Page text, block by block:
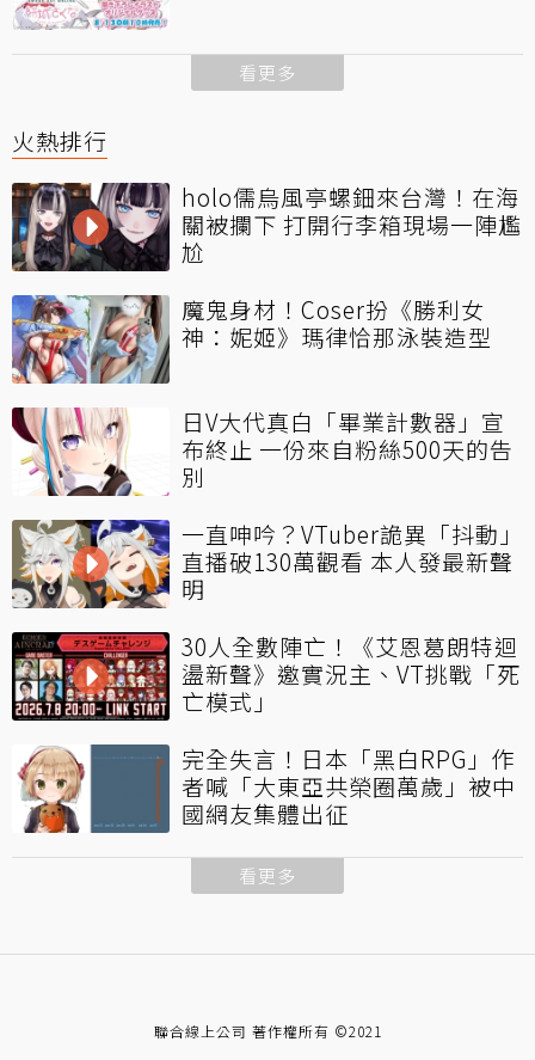
看更多
火熱排行
holo儒烏風亭螺鈿來台灣！在海
關被攔下 打開行李箱現場一陣尷
尬
魔鬼身材！Coser扮《勝利女
神：妮姬》瑪律恰那泳裝造型
日V大代真白「畢業計數器」宣
布終止 一份來自粉絲500天的告
別
一直呻吟？VTuber詭異「抖動」
直播破130萬觀看 本人發最新聲
明
30人全數陣亡！《艾恩葛朗特迴
盪新聲》邀實況主、VT挑戰「死
亡模式」
完全失言！日本「黑白RPG」作
者喊「大東亞共榮圈萬歲」被中
國網友集體出征
看更多
聯合線上公司 著作權所有 ©2021